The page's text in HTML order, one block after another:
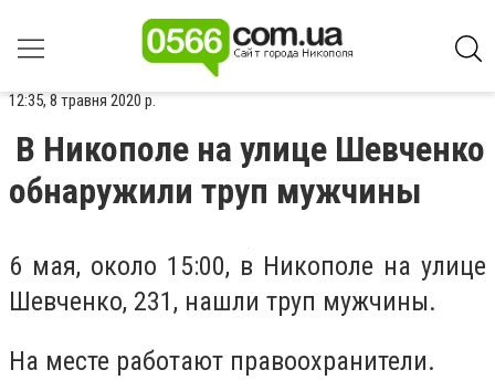
12:35, 8 травня 2020 р.
В Никополе на улице Шевченко
обнаружили труп мужчины
6 мая, около 15:00, в Никополе на улице
Шевченко, 231, нашли труп мужчины.
На месте работают правоохранители.